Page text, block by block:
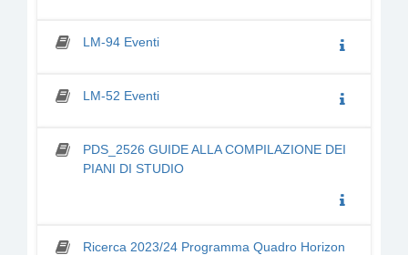
LM-94 Eventi
LM-52 Eventi
PDS_2526 GUIDE ALLA COMPILAZIONE DEI
PIANI DI STUDIO
Ricerca 2023/24 Programma Quadro Horizon